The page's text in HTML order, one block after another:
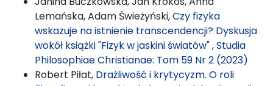
Lemańska, Adam Świeżyński,Czy fizyka
wskazuje na istnienie transcendencji? Dyskusja
wokół książki "Fizyk w jaskini światów",Studia
Philosophiae Christianae: Tom 59 Nr 2 (2023)
Robert Piłat, Drażliwość i krytycyzm. O roli